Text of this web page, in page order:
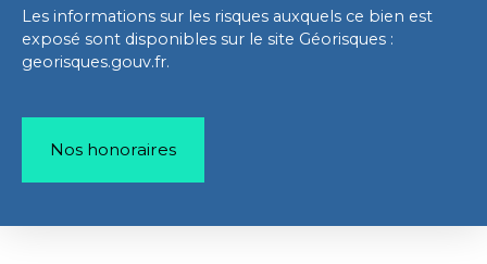
Les informations sur les risques auxquels ce bien est
exposé sont disponibles sur le site Géorisques :
georisques.gouv.fr.
Nos honoraires